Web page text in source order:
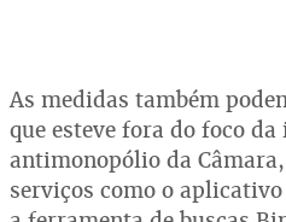
As medidas também
que esteve fora do foco
antimonopólio da
serviços como o